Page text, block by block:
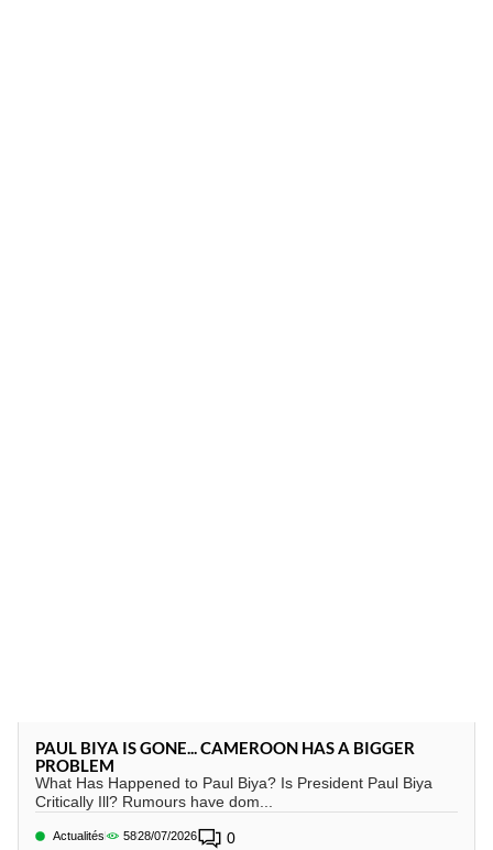
PAUL BIYA IS GONE... CAMEROON HAS A BIGGER
PROBLEM
What Has Happened to Paul Biya? Is President Paul Biya
Critically Ill? Rumours have dom...
Actualités 5828/07/2026 0